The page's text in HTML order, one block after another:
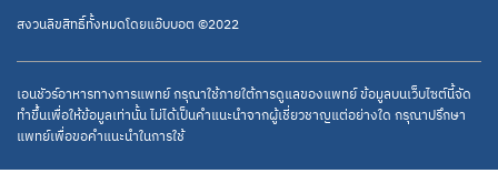
สงวนลิขสิทธิ์ทั้งหมดโดยแอ๊บบอต ©2022
เอนชัวร์อาหารทางการแพทย์ กรุณาใช้ภายใต้การดูแลของแพทย์ ข้อมูลบนเว็บไซต์นี้จัด
ทำขึ้นเพื่อให้ข้อมูลเท่านั้น ไม่ได้เป็นคำแนะนำจากผู้เชี่ยวชาญแต่อย่างใด กรุณาปรึกษา
แพทย์เพื่อขอคำแนะนำในการใช้